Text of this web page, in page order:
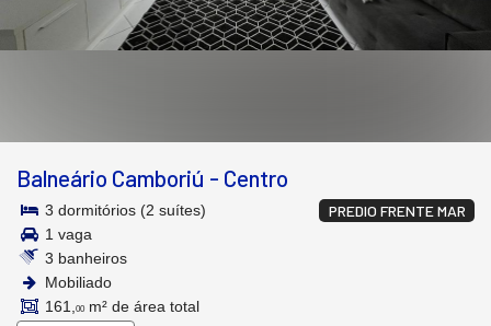
Balneário Camboriú - Centro
PREDIO FRENTE MAR
3 dormitórios (2 suítes)
1 vaga
3 banheiros
Mobiliado
161,
00 m² de área total